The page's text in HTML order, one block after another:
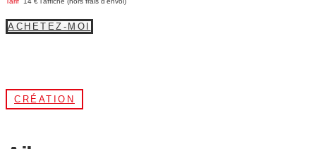
ACHETEZ-MOI
CRÉATION